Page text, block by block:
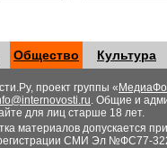
Общество Культура
проект группы «
. Общие и
для лиц старше 18 лет.
материалов допускается
СМИ Эл №ФС77-